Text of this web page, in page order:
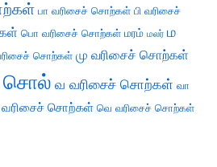
பா வரிசைச் சொற்கள் பி வரிசைச்
பொ வரிசைச் சொற்கள் மரம் மலர் ம
சொற்கள் மு வரிசைச் சொற்கள்
சொல் வ வரிசைச் சொற்கள் வா
வரிசைச் சொற்கள் வெ வரிசைச் சொற்கள்